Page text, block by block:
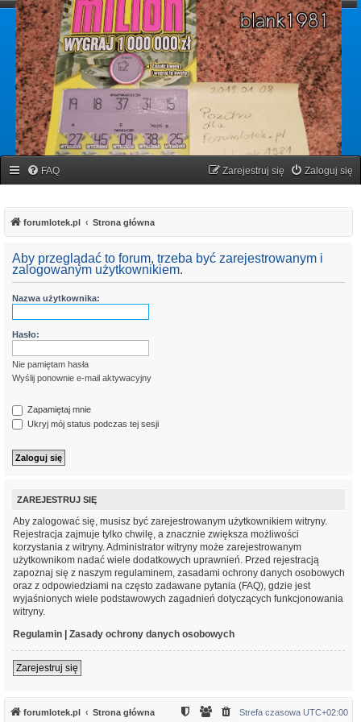
forumlotek.pl
Forum gier liczbowych
FAQ Zaloguj się
Zarejestruj się
forumlotek.pl Strona główna
Aby przeglądać to forum, trzeba być zarejestrowanym i
zalogowanym użytkownikiem.
Nazwa użytkownika:
Hasło:
Nie pamiętam hasła
Wyślij ponownie e-mail aktywacyjny
Zapamiętaj mnie
Ukryj mój status podczas tej sesji
ZAREJESTRUJ SIĘ
Aby zalogować się, musisz być zarejestrowanym użytkownikiem witryny.
Rejestracja zajmuje tylko chwilę, a znacznie zwiększa możliwości
korzystania z witryny. Administrator witryny może zarejestrowanym
użytkownikom nadać wiele dodatkowych uprawnień. Przed rejestracją
zapoznaj się z naszym regulaminem, zasadami ochrony danych osobowych
oraz z odpowiedziami na często zadawane pytania (FAQ), gdzie jest
wyjaśnionych wiele podstawowych zagadnień dotyczących funkcjonowania
witryny.
Regulamin
Zasady ochrony danych osobowych
Zarejestruj się
forumlotek.pl Strona główna Strefa czasowa UTC+02:00